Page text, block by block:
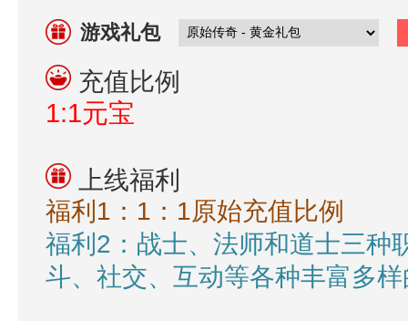
游戏礼包
充值比例
1:1元宝
上线福利
福利1： 1：1原始充值比例
福利2： 战士、法师和道士三种
斗、社交、互动等各种丰富多